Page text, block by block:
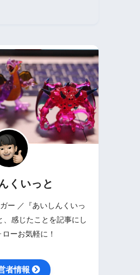
くいっと
ー ／『あいしんくいっ
、感じたことを記事にし
ーお気軽に！
者情報